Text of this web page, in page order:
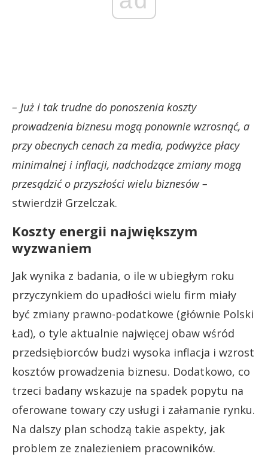
– Już i tak trudne do ponoszenia koszty
prowadzenia biznesu mogą ponownie wzrosnąć, a
przy obecnych cenach za media, podwyżce płacy
minimalnej i inflacji, nadchodzące zmiany mogą
przesądzić o przyszłości wielu biznesów –
stwierdził Grzelczak.
Koszty energii największym
wyzwaniem
Jak wynika z badania, o ile w ubiegłym roku
przyczynkiem do upadłości wielu firm miały
być zmiany prawno-podatkowe (głównie Polski
Ład), o tyle aktualnie najwięcej obaw wśród
przedsiębiorców budzi wysoka inflacja i wzrost
kosztów prowadzenia biznesu. Dodatkowo, co
trzeci badany wskazuje na spadek popytu na
oferowane towary czy usługi i załamanie rynku.
Na dalszy plan schodzą takie aspekty, jak
problem ze znalezieniem pracowników.